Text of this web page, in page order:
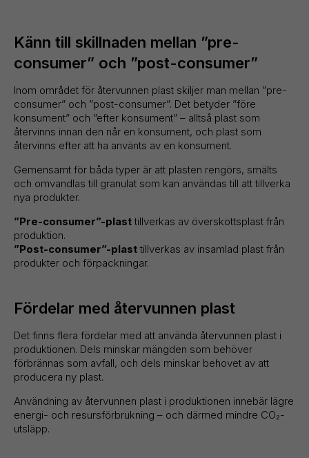
Känn till skillnaden mellan ”pre-
consumer” och ”post-consumer”
Inom området för återvunnen plast skiljer man mellan ”pre-
consumer” och ”post-consumer”. Det betyder ”före
konsument” och ”efter konsument” – alltså plast som
återvinns innan den når en konsument, och plast som
återvinns efter att ha använts av en konsument.
Gemensamt för båda typer är att plasten rengörs, smälts
och omvandlas till granulat som kan användas till att tillverka
nya produkter.
”Pre-consumer”-plast tillverkas av överskottsplast från
produktion.
”Post-consumer”-plast tillverkas av insamlad plast från
produkter och förpackningar.
Fördelar med återvunnen plast
Det finns flera fördelar med att använda återvunnen plast i
produktionen. Dels minskar mängden som behöver
förbrännas som avfall, och dels minskar behovet av att
producera ny plast.
Användning av återvunnen plast i produktionen innebär lägre
energi- och resursförbrukning – och därmed mindre CO₂-
utsläpp.